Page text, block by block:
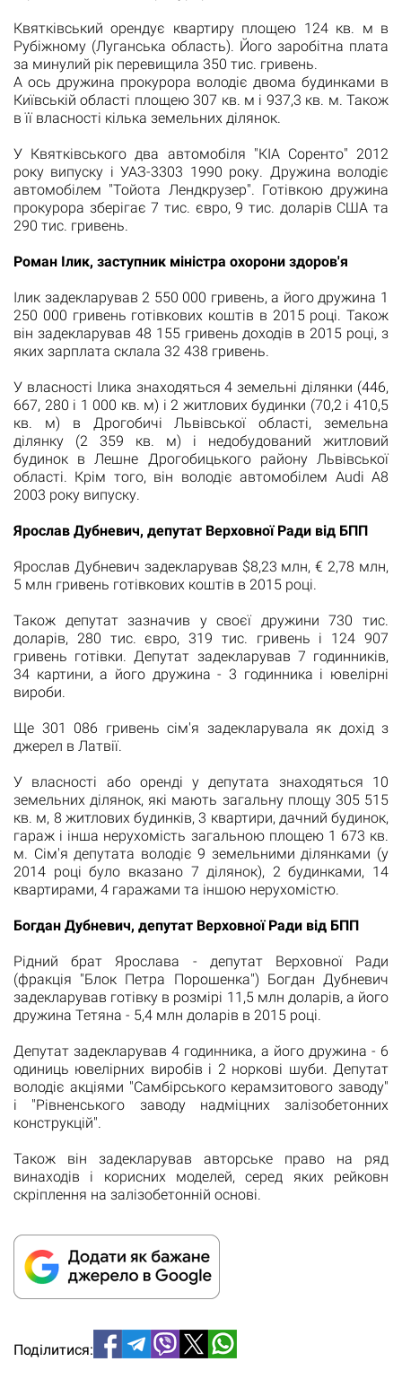
Квятківський орендує квартиру площею 124 кв. м в
Рубіжному (Луганська область). Його заробітна плата
за минулий рік перевищила 350 тис. гривень.
А ось дружина прокурора володіє двома будинками в
Київській області площею 307 кв. м і 937,3 кв. м. Також
в її власності кілька земельних ділянок.
У Квятківського два автомобіля "КІА Соренто" 2012
року випуску і УАЗ-3303 1990 року. Дружина володіє
автомобілем "Тойота Лендкрузер". Готівкою дружина
прокурора зберігає 7 тис. євро, 9 тис. доларів США та
290 тис. гривень.
Роман Ілик, заступник міністра охорони здоров'я
Ілик задекларував 2 550 000 гривень, а його дружина 1
250 000 гривень готівкових коштів в 2015 році. Також
він задекларував 48 155 гривень доходів в 2015 році, з
яких зарплата склала 32 438 гривень.
У власності Ілика знаходяться 4 земельні ділянки (446,
667, 280 і 1 000 кв. м) і 2 житлових будинки (70,2 і 410,5
кв. м) в Дрогобичі Львівської області, земельна
ділянку (2 359 кв. м) і недобудований житловий
будинок в Лешне Дрогобицького району Львівської
області. Крім того, він володіє автомобілем Audi A8
2003 року випуску.
Ярослав Дубневич, депутат Верховної Ради від БПП
Ярослав Дубневич задекларував $8,23 млн, € 2,78 млн,
5 млн гривень готівкових коштів в 2015 році.
Також депутат зазначив у своєї дружини 730 тис.
доларів, 280 тис. євро, 319 тис. гривень і 124 907
гривень готівки.Депутат задекларував 7 годинників,
34 картини, а його дружина - 3 годинника і ювелірні
вироби.
Ще 301 086 гривень сім'я задекларувала як дохід з
джерел в Латвії.
У власності або оренді у депутата знаходяться 10
земельних ділянок, які мають загальну площу 305 515
кв. м, 8 житлових будинків, 3 квартири, дачний будинок,
гараж і інша нерухомість загальною площею 1 673 кв.
м. Сім'я депутата володіє 9 земельними ділянками (у
2014 році було вказано 7 ділянок), 2 будинками, 14
квартирами, 4 гаражами та іншою нерухомістю.
Богдан Дубневич, депутат Верховної Ради від БПП
Рідний брат Ярослава - депутат Верховної Ради
(фракція "Блок Петра Порошенка") Богдан Дубневич
задекларував готівку в розмірі 11,5 млн доларів, а його
дружина Тетяна - 5,4 млн доларів в 2015 році.
Депутат задекларував 4 годинника, а його дружина - 6
одиниць ювелірних виробів і 2 норкові шуби. Депутат
володіє акціями "Самбірського керамзитового заводу"
і "Рівненського заводу надміцних залізобетонних
конструкцій".
Також він задекларував авторське право на ряд
винаходів і корисних моделей, серед яких рейковн
скріплення на залізобетонній основі.
Поділитися: